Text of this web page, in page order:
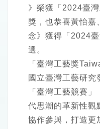
》榮獲「2024臺
獎，也恭喜黃怡嘉
念》獲得「2024
選。
「臺灣工藝獎
國立臺灣工藝研究
「臺灣工藝競賽
代思潮的革新性觀
協作參與，打造更